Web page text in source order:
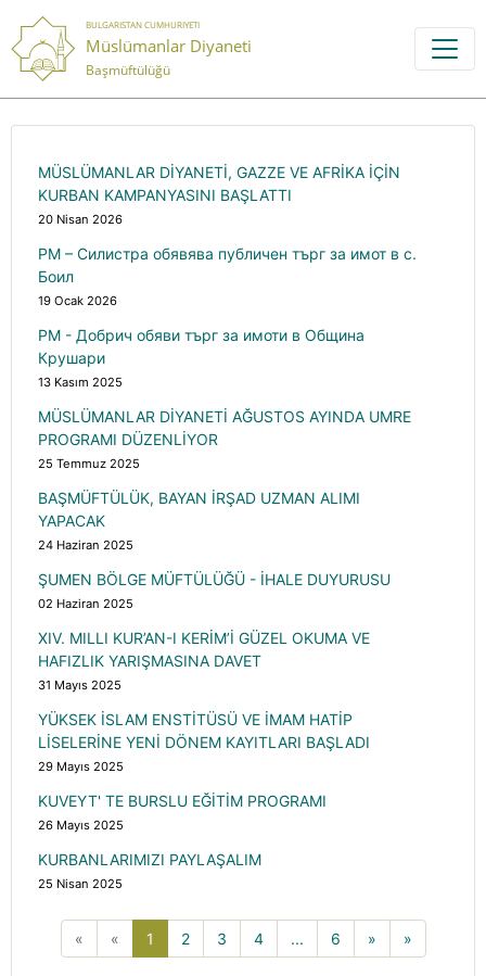
BULGARISTAN CUMHURIYETI
Müslümanlar Diyaneti
Başmüftülüğü
MÜSLÜMANLAR DİYANETİ, GAZZE VE AFRİKA İÇİN
KURBAN KAMPANYASINI BAŞLATTI
20 Nisan 2026
РМ – Силистра обявява публичен търг за имот в с.
Боил
19 Ocak 2026
РМ - Добрич обяви търг за имоти в Община
Крушари
13 Kasım 2025
MÜSLÜMANLAR DİYANETİ AĞUSTOS AYINDA UMRE
PROGRAMI DÜZENLİYOR
25 Temmuz 2025
BAŞMÜFTÜLÜK, BAYAN İRŞAD UZMAN ALIMI
YAPACAK
24 Haziran 2025
ŞUMEN BÖLGE MÜFTÜLÜĞÜ - İHALE DUYURUSU
02 Haziran 2025
XIV. MILLI KUR’AN-I KERİM’İ GÜZEL OKUMA VE
HAFIZLIK YARIŞMASINA DAVET
31 Mayıs 2025
YÜKSEK İSLAM ENSTİTÜSÜ VE İMAM HATİP
LİSELERİNE YENİ DÖNEM KAYITLARI BAŞLADI
29 Mayıs 2025
KUVEYT' TE BURSLU EĞİTİM PROGRAMI
26 Mayıs 2025
KURBANLARIMIZI PAYLAŞALIM
25 Nisan 2025
« « 1 1(current)
2 3 4 ... 6 » »